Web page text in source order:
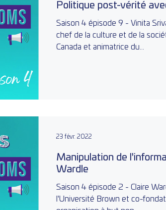
Politique post-vérité
Saison 4 épisode 9 - Vinita
chef de la culture et de la
Canada et animatrice du...
Manipulation de
Wardle
Saison 4 épisode 2 - Claire
l'Université Brown et co-
23 févr. 2022